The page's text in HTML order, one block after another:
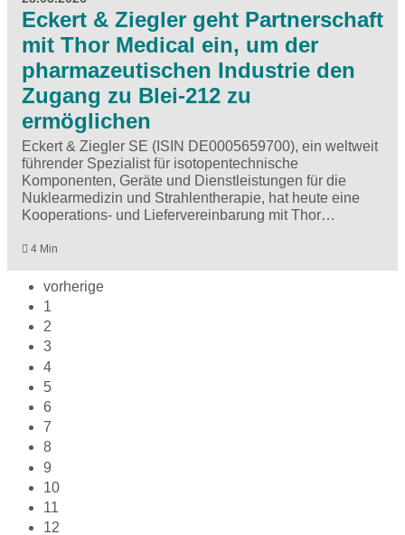
Eckert & Ziegler geht Partnerschaft
mit Thor Medical ein, um der
pharmazeutischen Industrie den
Zugang zu Blei-212 zu
ermöglichen
Eckert & Ziegler SE (ISIN DE0005659700), ein weltweit
führender Spezialist für isotopentechnische
Komponenten, Geräte und Dienstleistungen für die
Nuklearmedizin und Strahlentherapie, hat heute eine
Kooperations- und Liefervereinbarung mit Thor…
4 Min
vorherige
1
2
3
4
5
6
7
8
9
10
11
12